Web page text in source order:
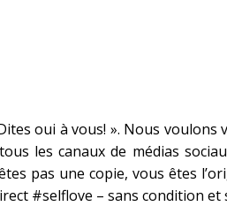
oui à vous! ». Nous
les canaux de médias
pas une copie, vous êtes
#selflove – sans condition et